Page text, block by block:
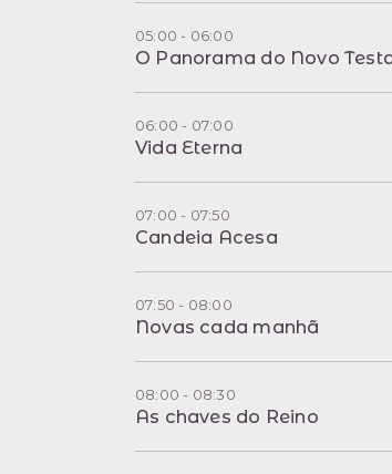
05:00 - 06:00
O Panorama do Novo
06:00 - 07:00
Vida Eterna
07:00 - 07:50
Candeia Acesa
07:50 - 08:00
Novas cada manhã
08:00 - 08:30
As chaves do Reino